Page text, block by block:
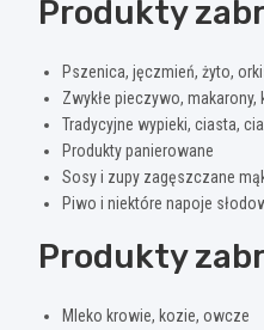
Produkty
Pszenica, jęczmień, żyto,
Zwykłe pieczywo,
Tradycyjne wypieki, ciasta,
Produkty panierowane
Sosy i zupy zagęszczane
Piwo i niektóre napoje
Produkty
Mleko krowie, kozie, owcze